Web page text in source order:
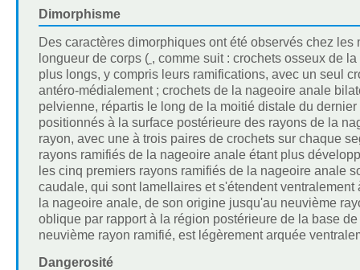
Dimorphisme
Des caractères dimorphiques ont été observés chez
longueur de corps ( , comme suit : crochets osseux de
plus longs, y compris leurs ramifications, avec un seul
antéro-médialement ; crochets de la nageoire anale
pelvienne, répartis le long de la moitié distale du
positionnés à la surface postérieure des rayons de la
rayon, avec une à trois paires de crochets sur chaque
rayons ramifiés de la nageoire anale étant plus
les cinq premiers rayons ramifiés de la nageoire anale
caudale, qui sont lamellaires et s'étendent
la nageoire anale, de son origine jusqu'au neuvième
oblique par rapport à la région postérieure de la base
neuvième rayon ramifié, est légèrement arquée
Dangerosité